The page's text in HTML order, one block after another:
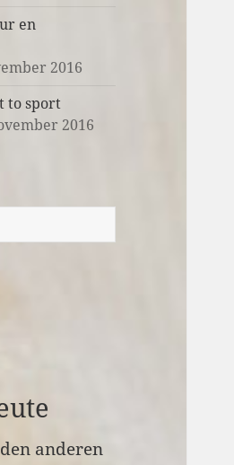
en
2016
to sport
2016
den anderen